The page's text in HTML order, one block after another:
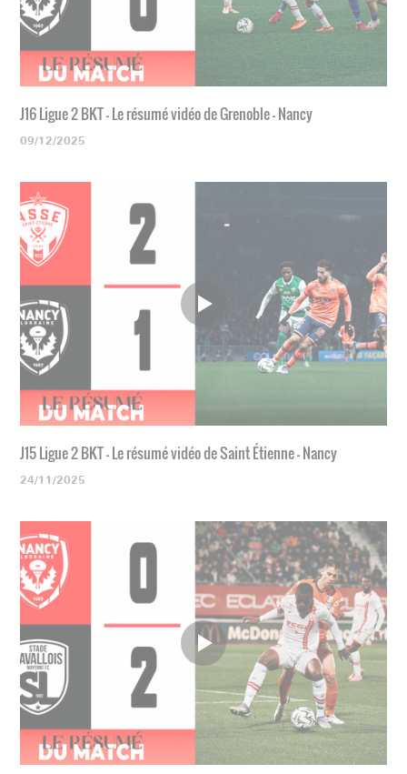
J16 Ligue 2 BKT - Le résumé vidéo de Grenoble - Nancy
09/12/2025
J15 Ligue 2 BKT - Le résumé vidéo de Saint Étienne - Nancy
24/11/2025